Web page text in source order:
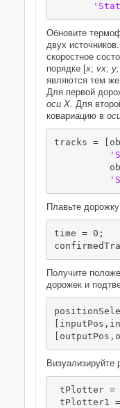
Обновите
двух
скоростное
порядке [x; vx; y;
являются тем
Для первой
оси X. Для
ковариацию в
tracks =
Плавьте
time = 0;
Получите
дорожек и
tPlotter =
tPlotter1